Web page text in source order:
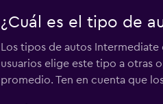
¿Cuál es el tipo de
Los tipos de autos
usuarios elige este tipo a otras
promedio. Ten en cuenta que